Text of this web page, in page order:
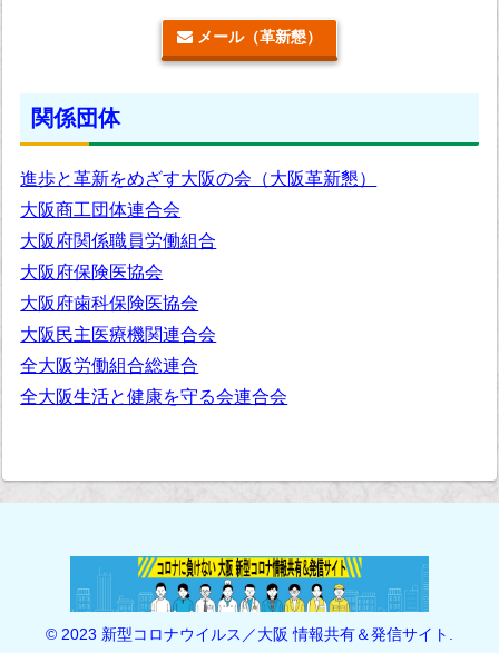
メール（革新懇）
関係団体
進歩と革新をめざす大阪の会（大阪革新懇）
大阪商工団体連合会
大阪府関係職員労働組合
大阪府保険医協会
大阪府歯科保険医協会
大阪民主医療機関連合会
全大阪労働組合総連合
全大阪生活と健康を守る会連合会
© 2023 新型コロナウイルス／大阪 情報共有＆発信サイト.